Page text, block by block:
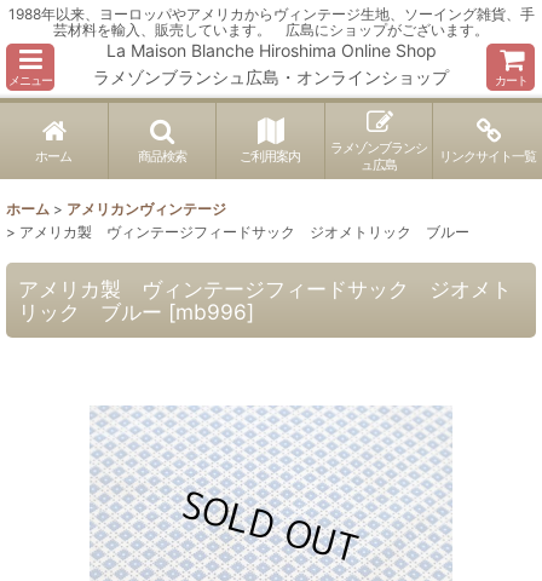
1988年以来、ヨーロッパやアメリカからヴィンテージ生地、ソーイング雑貨、手
芸材料を輸入、販売しています。 広島にショップがございます。
メニュー
La Maison Blanche Hiroshima Online Shop
ラメゾンブランシュ広島・オンラインショップ
カート
ホーム 商品検索 ご利用案内
ラメゾンブランシ
ュ広島
リンクサイト一覧
ホーム > アメリカンヴィンテージ
> アメリカ製 ヴィンテージフィードサック ジオメトリック ブルー
アメリカ製 ヴィンテージフィードサック ジオメト
リック ブルー [mb996]